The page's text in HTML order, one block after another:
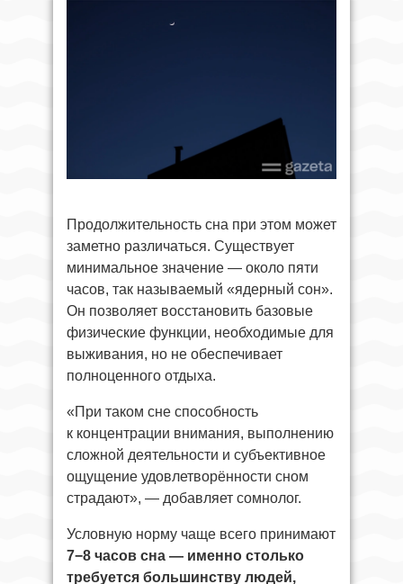
Продолжительность сна при этом может
заметно различаться. Существует
минимальное значение — около пяти
часов, так называемый «ядерный сон».
Он позволяет восстановить базовые
физические функции, необходимые для
выживания, но не обеспечивает
полноценного отдыха.
«При таком сне способность
к концентрации внимания, выполнению
сложной деятельности и субъективное
ощущение удовлетворённости сном
страдают», — добавляет сомнолог.
Условную норму чаще всего принимают
7−8 часов сна — именно столько
требуется большинству людей,